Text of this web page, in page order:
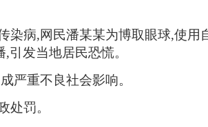
染病,网民潘某某为博取眼球,使
引发当地居民恐慌。
严重不良社会影响。
处罚。